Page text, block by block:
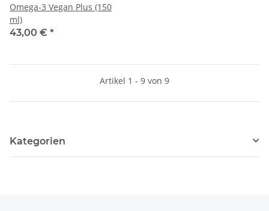
Omega-3 Vegan Plus (150
ml)
43,00 € *
Artikel 1 - 9 von 9
Kategorien